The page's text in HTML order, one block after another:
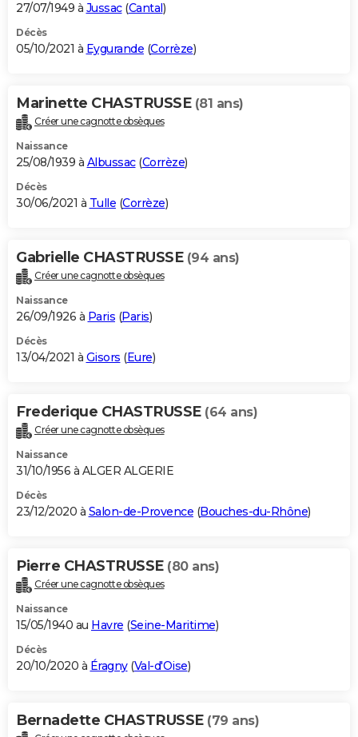
27/07/1949 à Jussac(Cantal )
Décès
05/10/2021 à Eygurande (Corrèze)
Marinette CHASTRUSSE (81 ans)
Créer une cagnotte obsèques
Naissance
25/08/1939 à Albussac(Corrèze)
Décès
30/06/2021 à Tulle (Corrèze)
Gabrielle CHASTRUSSE (94 ans)
Créer une cagnotte obsèques
Naissance
26/09/1926 à Paris (Paris)
Décès
13/04/2021 à Gisors (Eure)
Frederique CHASTRUSSE (64 ans)
Créer une cagnotte obsèques
Naissance
31/10/1956 à ALGER ALGERIE
Décès
23/12/2020 à Salon-de-Provence (Bouches-du-Rhône)
Pierre CHASTRUSSE (80 ans)
Créer une cagnotte obsèques
Naissance
15/05/1940 au Havre (Seine-Maritime)
Décès
20/10/2020 à Éragny(Val-d'Oise)
Bernadette CHASTRUSSE (79 ans)